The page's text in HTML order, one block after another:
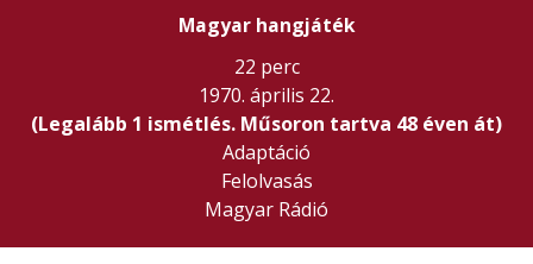
Magyar hangjáték
22 perc
1970. április 22.
(Legalább 1 ismétlés. Műsoron tartva 48 éven át)
Adaptáció
Felolvasás
Magyar Rádió